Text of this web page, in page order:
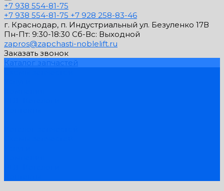
+7 938 554-81-75
+7 938 554-81-75 +7 928 258-83-46
г. Краснодар, п. Индустриальный ул. Безуленко 17В
Пн-Пт: 9:30-18:30 Cб-Вс: Выходной
zapros@zapchasti-noblelift.ru
Заказать звонок
Каталог запчастей